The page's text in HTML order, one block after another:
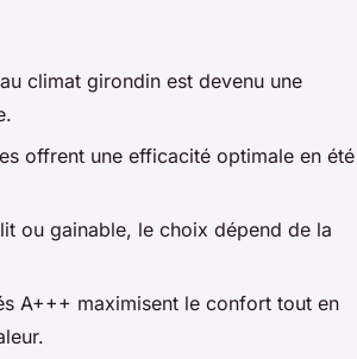
climat girondin est devenu une
offrent une efficacité optimale en été
ou gainable, le choix dépend de la
A+++ maximisent le confort tout en